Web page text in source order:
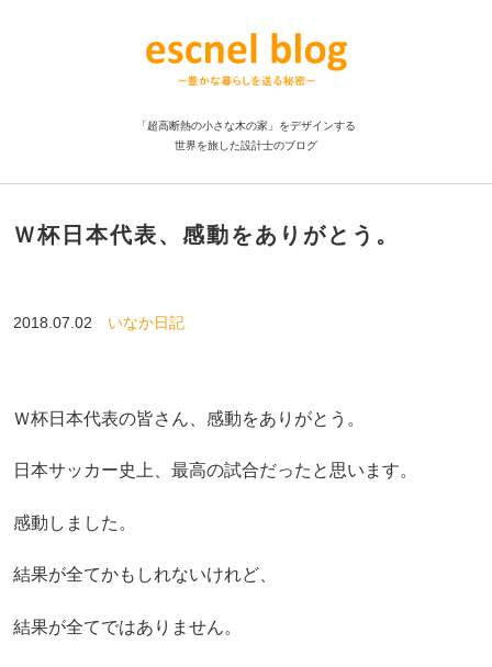
「超高断熱の小さな木の家」をデザインする
世界を旅した設計士のブログ
Ｗ杯日本代表、感動をありがとう。
2018.07.02 いなか日記
Ｗ杯日本代表の皆さん、感動をありがとう。
日本サッカー史上、最高の試合だったと思います。
感動しました。
結果が全てかもしれないけれど、
結果が全てではありません。